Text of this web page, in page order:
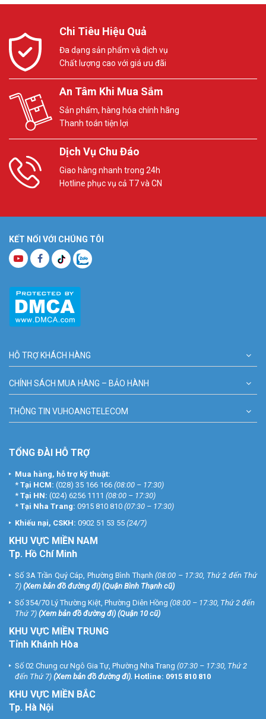
Chi Tiêu Hiệu Quả
Đa dạng sản phẩm và dịch vụ
Chất lượng cao với giá ưu đãi
An Tâm Khi Mua Sắm
Sản phẩm, hàng hóa chính hãng
Thanh toán tiện lợi
Dịch Vụ Chu Đáo
Giao hàng nhanh trong 24h
Hotline phục vụ cả T7 và CN
KẾT NỐI VỚI CHÚNG TÔI
HỖ TRỢ KHÁCH HÀNG
CHÍNH SÁCH MUA HÀNG – BẢO HÀNH
THÔNG TIN VUHOANGTELECOM
TỔNG ĐÀI HỖ TRỢ
Mua hàng, hỗ trợ kỹ thuật:
* Tại HCM: (028) 35 166 166 (08:00 – 17:30)
* Tại HN: (024) 6256 1111 (08:00 – 17:30)
* Tại Nha Trang: 0915 810 810 (07:30 – 17:30)
Khiếu nại, CSKH: 0902 51 53 55 (24/7)
KHU VỰC MIỀN NAM
Tp. Hồ Chí Minh
Số 3A Trần Quý Cáp, Phường Bình Thạnh (08:00 – 17:30, Thứ 2 đến Thứ
7) (Xem bản đồ đường đi) (Quận Bình Thạnh cũ)
Số 354/70 Lý Thường Kiệt, Phường Diên Hồng (08:00 – 17:30, Thứ 2 đến
Thứ 7) (Xem bản đồ đường đi) (Quận 10 cũ)
KHU VỰC MIỀN TRUNG
Tỉnh Khánh Hòa
Số 02 Chung cư Ngô Gia Tự, Phường Nha Trang (07:30 – 17:30, Thứ 2
đến Thứ 7) (Xem bản đồ đường đi). Hotline: 0915 810 810
KHU VỰC MIỀN BẮC
Tp. Hà Nội